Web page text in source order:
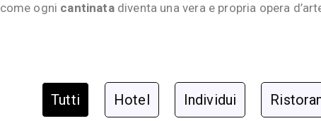
come ogni cantinatadiventa una vera e propria opera
Tutti Hotel Individui